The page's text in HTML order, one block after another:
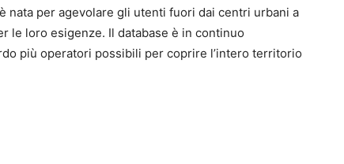
per agevolare gli utenti fuori dai centri urbani a
le loro esigenze. Il database è in continuo
più operatori possibili per coprire l’intero territorio